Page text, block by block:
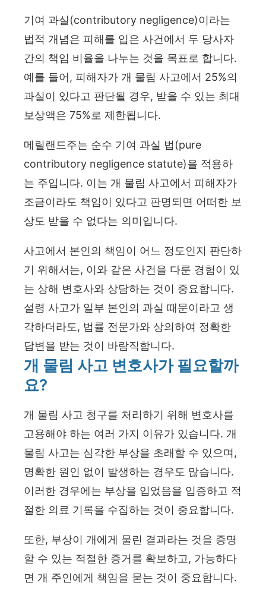
기여 과실(contributory negligence)이라는
법적 개념은 피해를 입은 사건에서 두 당사자
간의 책임 비율을 나누는 것을 목표로 합니다.
예를 들어, 피해자가 개 물림 사고에서 25%의
과실이 있다고 판단될 경우, 받을 수 있는 최대
보상액은 75%로 제한됩니다.
메릴랜드주는 순수 기여 과실 법(pure
contributory negligence statute)을 적용하
는 주입니다. 이는 개 물림 사고에서 피해자가
조금이라도 책임이 있다고 판명되면 어떠한 보
상도 받을 수 없다는 의미입니다.
사고에서 본인의 책임이 어느 정도인지 판단하
기 위해서는, 이와 같은 사건을 다룬 경험이 있
는 상해 변호사와 상담하는 것이 중요합니다.
설령 사고가 일부 본인의 과실 때문이라고 생
각하더라도, 법률 전문가와 상의하여 정확한
답변을 받는 것이 바람직합니다.
개 물림 사고 변호사가 필요할까
요?
개 물림 사고 청구를 처리하기 위해 변호사를
고용해야 하는 여러 가지 이유가 있습니다. 개
물림 사고는 심각한 부상을 초래할 수 있으며,
명확한 원인 없이 발생하는 경우도 많습니다.
이러한 경우에는 부상을 입었음을 입증하고 적
절한 의료 기록을 수집하는 것이 중요합니다.
또한, 부상이 개에게 물린 결과라는 것을 증명
할 수 있는 적절한 증거를 확보하고, 가능하다
면 개 주인에게 책임을 묻는 것이 중요합니다.